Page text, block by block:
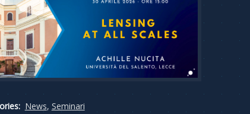
News, Seminari